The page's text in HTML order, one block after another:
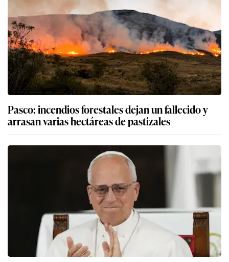
Pasco: incendios forestales dejan un fallecido y
arrasan varias hectáreas de pastizales